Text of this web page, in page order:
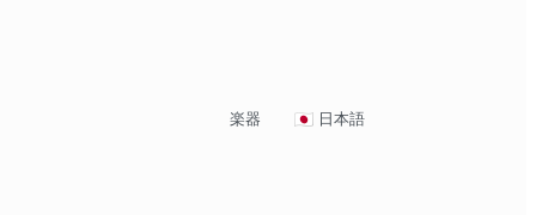
楽器 日本語